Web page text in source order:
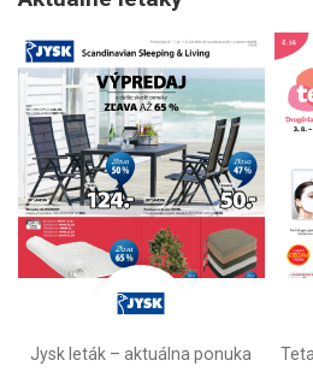
Jysk leták – aktuálna ponuka